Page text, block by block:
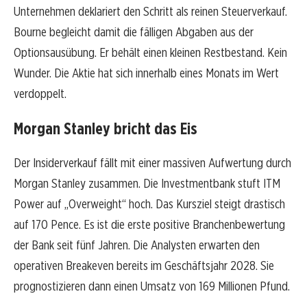
Unternehmen deklariert den Schritt als reinen Steuerverkauf.
Bourne begleicht damit die fälligen Abgaben aus der
Optionsausübung. Er behält einen kleinen Restbestand. Kein
Wunder. Die Aktie hat sich innerhalb eines Monats im Wert
verdoppelt.
Morgan Stanley bricht das Eis
Der Insiderverkauf fällt mit einer massiven Aufwertung durch
Morgan Stanley zusammen. Die Investmentbank stuft ITM
Power auf „Overweight“ hoch. Das Kursziel steigt drastisch
auf 170 Pence. Es ist die erste positive Branchenbewertung
der Bank seit fünf Jahren. Die Analysten erwarten den
operativen Breakeven bereits im Geschäftsjahr 2028. Sie
prognostizieren dann einen Umsatz von 169 Millionen Pfund.